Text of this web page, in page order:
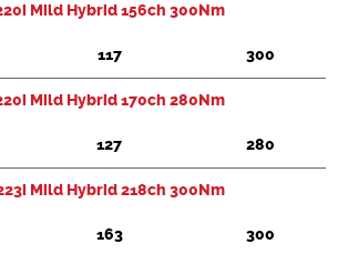
Mild Hybrid 156ch 300Nm
117 300
Mild Hybrid 170ch 280Nm
127 280
Mild Hybrid 218ch 300Nm
163 300